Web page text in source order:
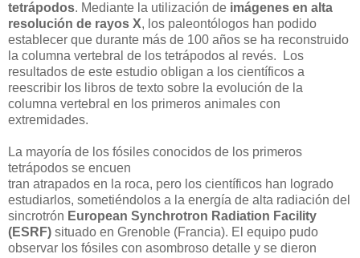
tetrápodos. Mediante la utilización de imágenes en alta
resolución de rayos X, los paleontólogos han podido
establecer que durante más de 100 años se ha reconstruido
la columna vertebral de los tetrápodos al revés. Los
resultados de este estudio obligan a los científicos a
reescribir los libros de texto sobre la evolución de la
columna vertebral en los primeros animales con
extremidades.
La mayoría de los fósiles conocidos de los primeros
tetrápodos se encuen
tran atrapados en la roca, pero los científicos han logrado
estudiarlos, sometiéndolos a la energía de alta radiación del
sincrotrón European Synchrotron Radiation Facility
(ESRF) situado en Grenoble (Francia). El equipo pudo
observar los fósiles con asombroso detalle y se dieron